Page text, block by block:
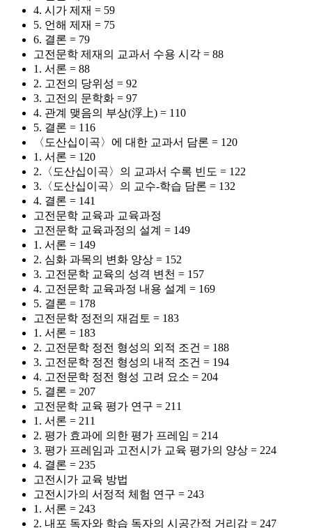
4. 시가 제재 = 59
5. 언해 제재 = 75
6. 결론 = 79
고전문학 제재의 교과서 수용 시각 = 88
1. 서론 = 88
2. 고전의 당위성 = 92
3. 고전의 문학화 = 97
4. 관계 맺음의 부상(浮上) = 110
5. 결론 = 116
〈도산십이곡〉에 대한 교과서 담론 = 120
1. 서론 = 120
2.〈도산십이곡〉의 교과서 수록 빈도 = 122
3.〈도산십이곡〉의 교수-학습 담론 = 132
4. 결론 = 141
고전문학 교육과 교육과정
고전문학 교육과정의 설계 = 149
1. 서론 = 149
2. 심화 과목의 변화 양상 = 152
3. 고전문학 교육의 성격 변천 = 157
4. 고전문학 교육과정 내용 설계 = 169
5. 결론 = 178
고전문학 정전의 재검토 = 183
1. 서론 = 183
2. 고전문학 정전 형성의 외적 조건 = 188
3. 고전문학 정전 형성의 내적 조건 = 194
4. 고전문학 정전 형성 고려 요소 = 204
5. 결론 = 207
고전문학 교육 평가 연구 = 211
1. 서론 = 211
2. 평가 효과에 의한 평가 프레임 = 214
3. 평가 프레임과 고전시가 교육 평가의 양상 = 224
4. 결론 = 235
고전시가 교육 방법
고전시가의 서정적 체험 연구 = 243
1. 서론 = 243
2. 내포 독자와 학습 독자의 시공간적 거리감 = 247